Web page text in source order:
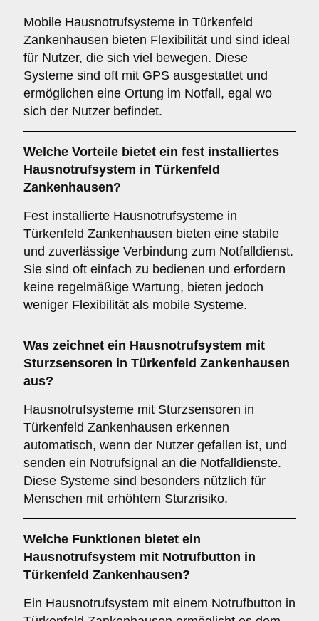
Mobile Hausnotrufsysteme in Türkenfeld
Zankenhausen bieten Flexibilität und sind ideal
für Nutzer, die sich viel bewegen. Diese
Systeme sind oft mit GPS ausgestattet und
ermöglichen eine Ortung im Notfall, egal wo
sich der Nutzer befindet.
Welche Vorteile bietet ein fest installiertes
Hausnotrufsystem in Türkenfeld
Zankenhausen?
Fest installierte Hausnotrufsysteme in
Türkenfeld Zankenhausen bieten eine stabile
und zuverlässige Verbindung zum Notfalldienst.
Sie sind oft einfach zu bedienen und erfordern
keine regelmäßige Wartung, bieten jedoch
weniger Flexibilität als mobile Systeme.
Was zeichnet ein Hausnotrufsystem mit
Sturzsensoren in Türkenfeld Zankenhausen
aus?
Hausnotrufsysteme mit Sturzsensoren in
Türkenfeld Zankenhausen erkennen
automatisch, wenn der Nutzer gefallen ist, und
senden ein Notrufsignal an die Notfalldienste.
Diese Systeme sind besonders nützlich für
Menschen mit erhöhtem Sturzrisiko.
Welche Funktionen bietet ein
Hausnotrufsystem mit Notrufbutton in
Türkenfeld Zankenhausen?
Ein Hausnotrufsystem mit einem Notrufbutton in